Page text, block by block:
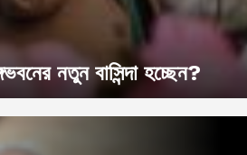
নতুন বাসিন্দা হচ্ছেন?